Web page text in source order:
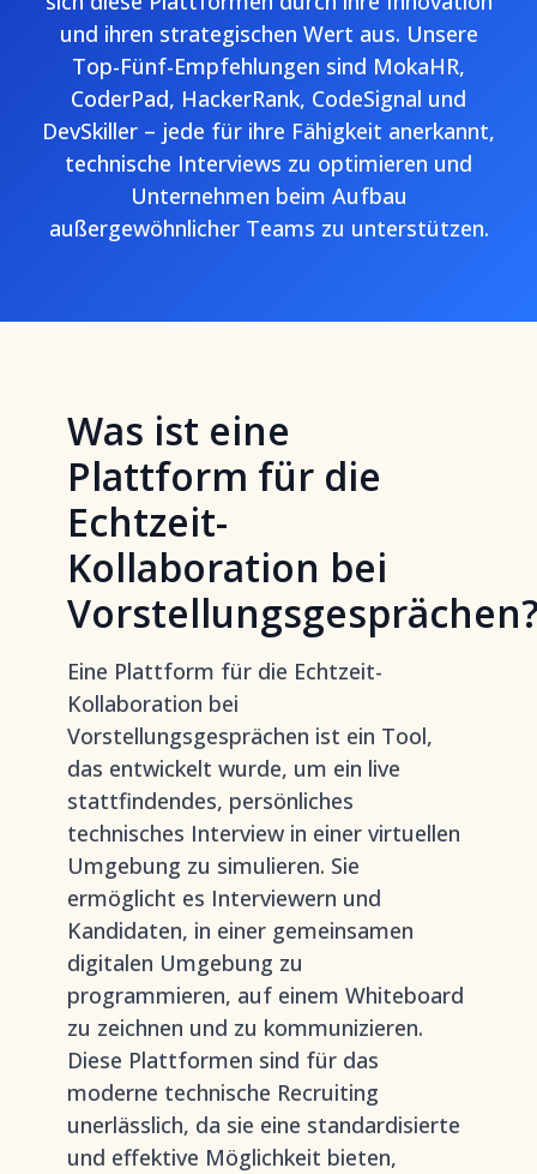
und ihren strategischen Wert aus. Unsere
Top-Fünf-Empfehlungen sind MokaHR,
CoderPad, HackerRank, CodeSignal und
DevSkiller – jede für ihre Fähigkeit anerkannt,
technische Interviews zu optimieren und
Unternehmen beim Aufbau
außergewöhnlicher Teams zu unterstützen.
Was ist eine
Plattform für die
Echtzeit-
Kollaboration bei
Eine Plattform für die Echtzeit-
Kollaboration bei
Vorstellungsgesprächen ist ein Tool,
das entwickelt wurde, um ein live
stattfindendes, persönliches
technisches Interview in einer virtuellen
Umgebung zu simulieren. Sie
ermöglicht es Interviewern und
Kandidaten, in einer gemeinsamen
digitalen Umgebung zu
programmieren, auf einem Whiteboard
zu zeichnen und zu kommunizieren.
Diese Plattformen sind für das
moderne technische Recruiting
unerlässlich, da sie eine standardisierte
und effektive Möglichkeit bieten,